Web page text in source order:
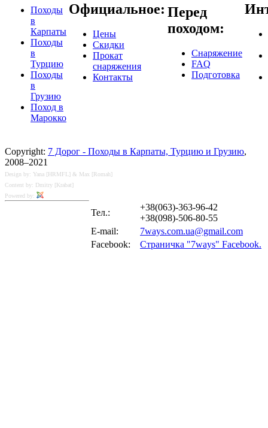
Походы
в
Карпаты
Походы
в
Турцию
Походы
в
Грузию
Поход в
Марокко
Официальное:
Цены
Скидки
Прокат
снаряжения
Контакты
Перед
походом:
Снаряжение
FAQ
Подготовка
Copyright: 7 Дорог - Походы в Карпаты, Турцию и Грузию,
2008–2021
Design by: Yana [HRMFL] & Max [Romah]
Content by: Dmitry [Krabat]
Powered by:
Тел.:
+38(063)-363-96-42
+38(098)-506-80-55
E-mail:
7ways.com.ua@gmail.com
Facebook:
Страничка "7ways" Facebook.